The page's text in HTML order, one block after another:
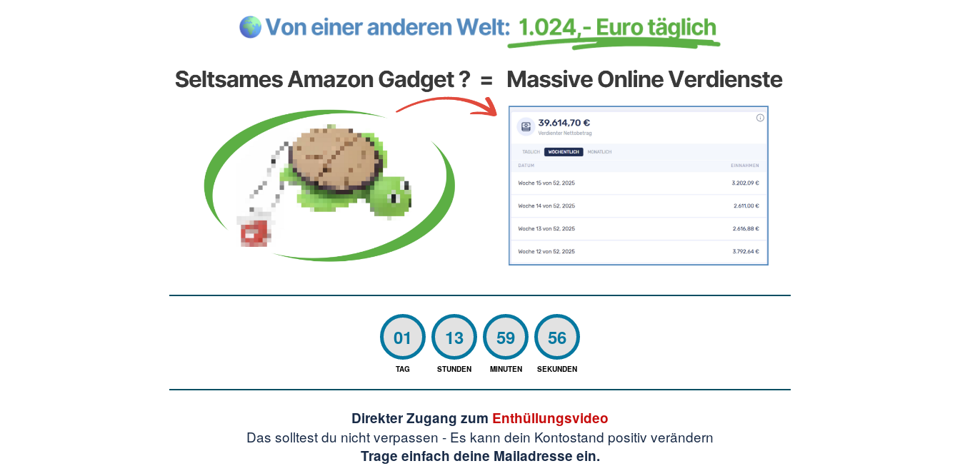
01
TAG
13
STUNDEN
59
MINUTEN
55
SEKUNDEN
Direkter Zugang zum Enthüllungsvideo
Das solltest du nicht verpassen - Es kann dein Kontostand positiv verändern
Trage einfach deine Mailadresse ein.